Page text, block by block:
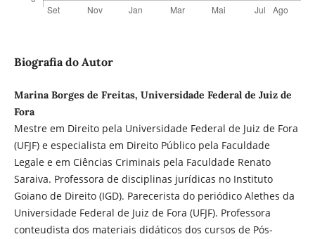
Biografia do Autor
Marina Borges de Freitas, Universidade Federal de Juiz de
Fora
Mestre em Direito pela Universidade Federal de Juiz de Fora
(UFJF) e especialista em Direito Público pela Faculdade
Legale e em Ciências Criminais pela Faculdade Renato
Saraiva. Professora de disciplinas jurídicas no Instituto
Goiano de Direito (IGD). Parecerista do periódico Alethes da
Universidade Federal de Juiz de Fora (UFJF). Professora
conteudista dos materiais didáticos dos cursos de Pós-